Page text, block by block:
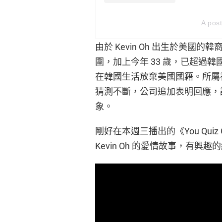
A
由於 Kevin Oh 出生於美國的韓
圍，加上今年 33 歲，已超過韓
在韓國生活放棄美國國籍。所
猜測不斷，公司追加表明回應
象。
剛好在本週三播出的《You
Kevin Oh 的愛情故事，有興趣